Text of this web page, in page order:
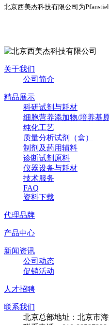
北京西美杰科技有限公司为
关于我们
公司简介
精品展示
科研试剂与耗材
细胞营养添加物/培养基
纯化工艺
质量分析试剂（盒）
制剂及药用辅料
诊断试剂原料
仪器设备与耗材
技术服务
FAQ
资料下载
代理品牌
产品中心
新闻资讯
公司动态
促销活动
人才招聘
联系我们
北京总部地址：北京市